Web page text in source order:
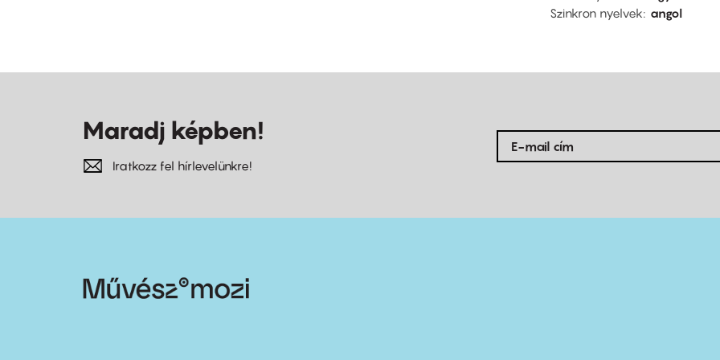
Szinkron nyelvek
angol
Maradj képben!
Iratkozz fel hírlevelünkre!